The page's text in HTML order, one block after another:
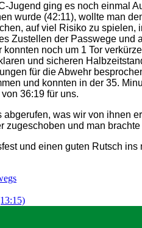
Jugend ging es noch einmal
wurde (42:11), wollte man
auf viel Risiko zu
Zustellen der Passwege
noch um 1 Tor
und sicheren
für die Abwehr
und konnten in der 35.
36:19 für uns.
abgerufen, was wir von ihnen
zugeschoben und man
und einen guten Rutsch ins